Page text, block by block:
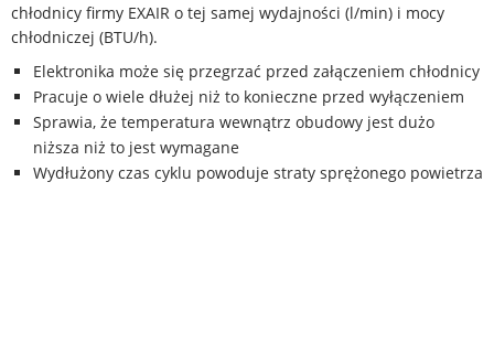
chłodnicy firmy EXAIR o tej samej wydajności (l/min) i mocy
chłodniczej (BTU/h).
Elektronika może się przegrzać przed załączeniem chłodnicy
Pracuje o wiele dłużej niż to konieczne przed wyłączeniem
Sprawia, że temperatura wewnątrz obudowy jest dużo
niższa niż to jest wymagane
Wydłużony czas cyklu powoduje straty sprężonego powietrza